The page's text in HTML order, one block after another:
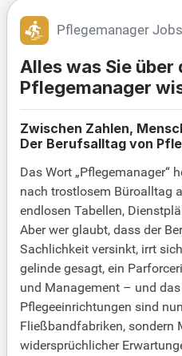
Pflegemanager
Alles was Sie
Pflegemanager
Zwischen Zahlen,
Der Berufsalltag von
Das Wort „Pflegemanager“
nach trostlosem Büroalltag
endlosen Tabellen,
Aber wer glaubt, dass der
Sachlichkeit versinkt, irrt
gelinde gesagt, ein
und Management – und
Pflegeeinrichtungen sind
Fließbandfabriken, sondern
widersprüchlicher